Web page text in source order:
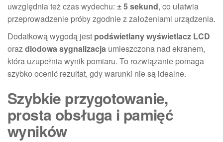
uwzględnia też czas wydechu: ± 5 sekund, co ułatwia
przeprowadzenie próby zgodnie z założeniami urządzenia.
Dodatkową wygodą jest podświetlany wyświetlacz LCD
orazdiodowa sygnalizacja umieszczona nad ekranem,
która uzupełnia wynik pomiaru. To rozwiązanie pomaga
szybko ocenić rezultat, gdy warunki nie są idealne.
Szybkie przygotowanie,
prosta obsługa i pamięć
wyników